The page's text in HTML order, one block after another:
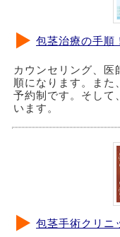
包茎治療の手順
カウンセリング、医
順になります。また
予約制です。そして
います。
包茎手術クリニ